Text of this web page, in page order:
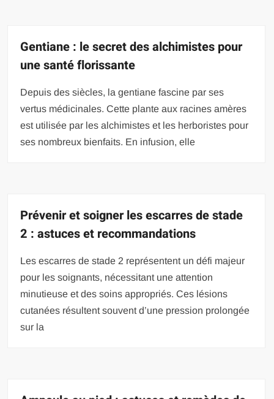
Gentiane : le secret des alchimistes pour
une santé florissante
Depuis des siècles, la gentiane fascine par ses
vertus médicinales. Cette plante aux racines amères
est utilisée par les alchimistes et les herboristes pour
ses nombreux bienfaits. En infusion, elle
Prévenir et soigner les escarres de stade
2 : astuces et recommandations
Les escarres de stade 2 représentent un défi majeur
pour les soignants, nécessitant une attention
minutieuse et des soins appropriés. Ces lésions
cutanées résultent souvent d’une pression prolongée
sur la